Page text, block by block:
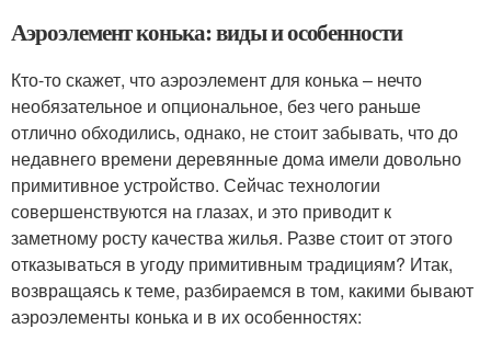
Аэроэлемент конька: виды и особенности
Кто-то скажет, что аэроэлемент для конька – нечто
необязательное и опциональное, без чего раньше
отлично обходились, однако, не стоит забывать, что до
недавнего времени деревянные дома имели довольно
примитивное устройство. Сейчас технологии
совершенствуются на глазах, и это приводит к
заметному росту качества жилья. Разве стоит от этого
отказываться в угоду примитивным традициям? Итак,
возвращаясь к теме, разбираемся в том, какими бывают
аэроэлементы конька и в их особенностях: